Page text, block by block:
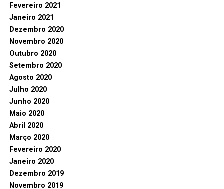
Fevereiro 2021
Janeiro 2021
Dezembro 2020
Novembro 2020
Outubro 2020
Setembro 2020
Agosto 2020
Julho 2020
Junho 2020
Maio 2020
Abril 2020
Março 2020
Fevereiro 2020
Janeiro 2020
Dezembro 2019
Novembro 2019